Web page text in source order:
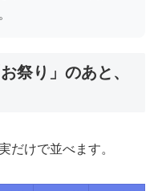
祭り」のあと、
だけで並べます。